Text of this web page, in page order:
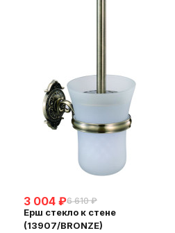
3 004 ₽6 610 ₽
Ерш стекло к стене
(13907/BRONZE)